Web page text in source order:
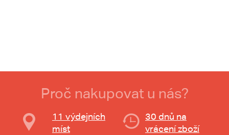
Proč nakupovat u nás?
11 výdejních
míst
30 dnů na
vrácení zboží